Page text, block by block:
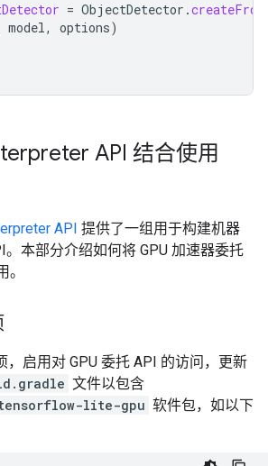
= ObjectDetector .
model, options)
API 结合使用
API 提供了一组用于构建机器
本部分介绍如何将 GPU 加速器委托
，启用对 GPU 委托 API 的访问，更新
文件以包含
lite-gpu 软件包，如以下